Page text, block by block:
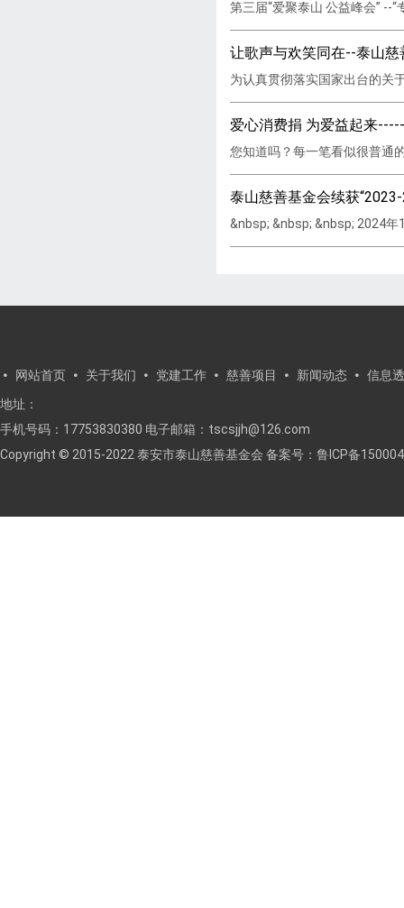
第三届“爱聚泰山 公益峰会” --
让歌声与欢笑同在--泰山慈
为认真贯彻落实国家出台的关
爱心消费捐 为爱益起来
您知道吗？每一笔看似很普通
泰山慈善基金会续获
&nbsp; &nbsp; &nbsp; 2024
网站首页 关于我们 党建工作 慈善项目 新闻动态
信息
地址：
手机号码：17753830380 电子邮箱：tscsjjh@126.com
Copyright © 2015-2022 泰安市泰山慈善基金会 备案号： 鲁ICP备